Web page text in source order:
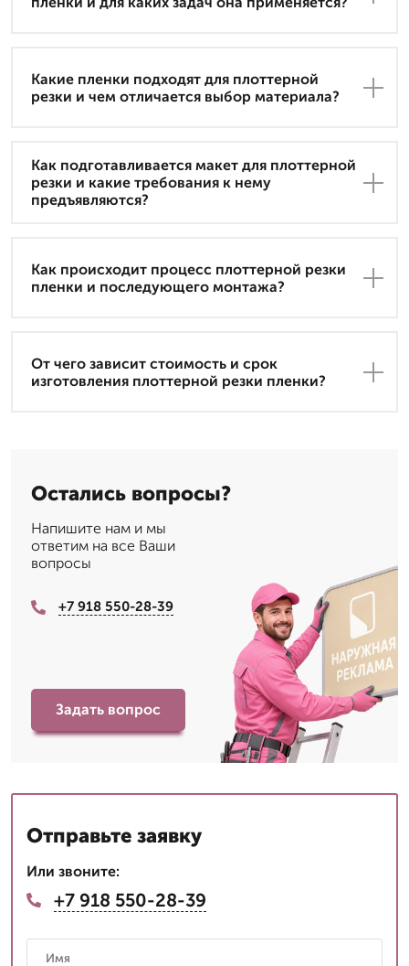
Какие пленки подходят для плоттерной
резки и чем отличается выбор материала?
Как подготавливается макет для плоттерной
резки и какие требования к нему
предъявляются?
Как происходит процесс плоттерной резки
пленки и последующего монтажа?
От чего зависит стоимость и срок
изготовления плоттерной резки пленки?
Остались вопросы?
Напишите нам и мы
ответим на все Ваши
вопросы
+7 918 550-28-39
Задать вопрос
Отправьте заявку
Или звоните:
+7 918 550-28-39